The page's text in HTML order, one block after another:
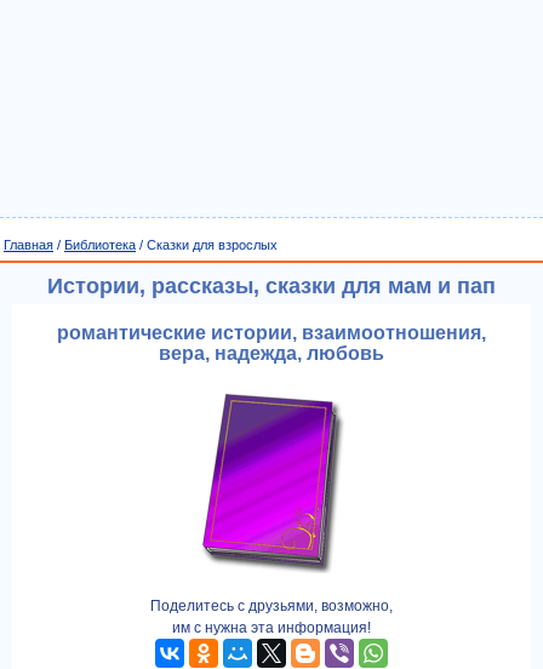
Главная / Библиотека / Сказки для взрослых
Истории, рассказы, сказки для мам и пап
романтические истории, взаимоотношения,
вера, надежда, любовь
Поделитесь с друзьями, возможно,
им с нужна эта информация!